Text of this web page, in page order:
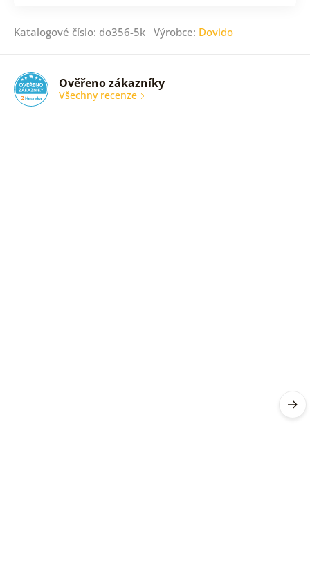
Katalogové číslo: do356-5k Výrobce: Dovido
Ověřeno zákazníky
Všechny recenze